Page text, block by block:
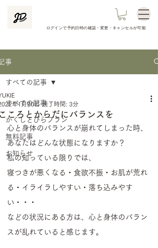
ログインで予約日時の確認​・変更・キャンセルが可能
事
すべての記事
かくしとびらプラン
無料記事
お知らせ
すべての記事
ころとからだにバランスを
年1月20日 読了時間: 3分
心と身体のバランスが崩れてしまった時、
あなたはどんな状態になりますか？
私の知っている限りでは、
寝つきが悪くなる・食欲不振・お肌が荒れ
る・イライラしやすい・落ち込みやす
い・・・
などの状況にある方は、心と身体のバラン
スが乱れていると感じます。